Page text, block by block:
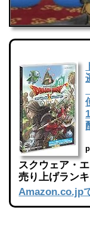
スクウェア・
売り上げラン
Amazon.co.jp